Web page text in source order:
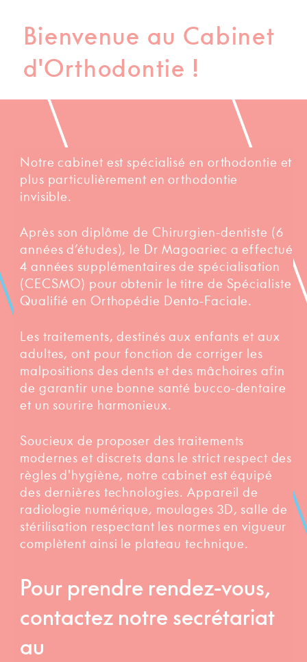
Bienvenue au Cabinet
d'Orthodontie !
Notre cabinet est spécialisé en orthodontie et
plus particulièrement en orthodontie
invisible.
Après son diplôme de Chirurgien-dentiste (6
années d’études), le Dr Magoariec a effectué
4 années supplémentaires de spécialisation
(CECSMO) pour obtenir le titre de Spécialiste
Qualifié en Orthopédie Dento-Faciale.
Les traitements, destinés aux enfants et aux
adultes, ont pour fonction de corriger les
malpositions des dents et des mâchoires afin
de garantir une bonne santé bucco-dentaire
et un sourire harmonieux.
Soucieux de proposer des traitements
modernes et discrets dans le strict respect des
règles d'hygiène, notre cabinet est équipé
des dernières technologies. Appareil de
radiologie numérique, moulages 3D, salle de
stérilisation respectant les normes en vigueur
complètent ainsi le plateau technique.
Pour prendre rendez-vous,
contactez notre secrétariat
au